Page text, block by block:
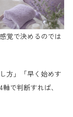
覚で決めるのでは
方」「早く始めす
で判断すれば、